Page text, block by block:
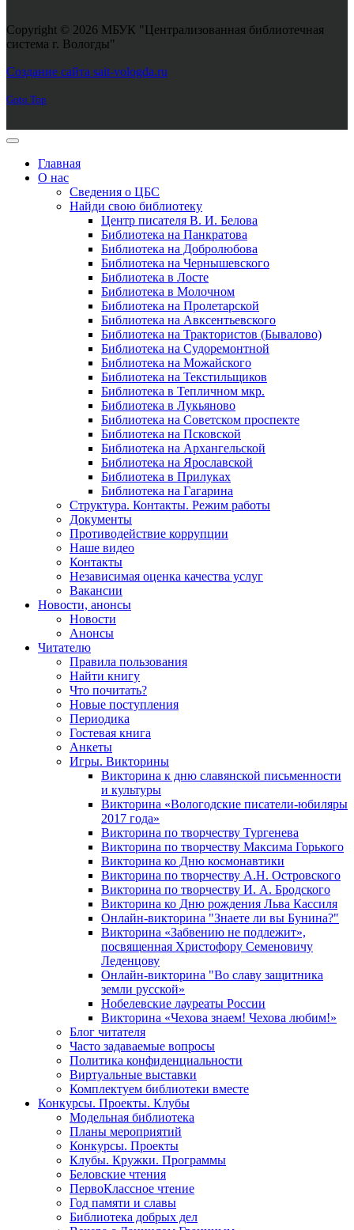
Copyright © 2026 МБУК "Централизованная библиотечная
система г. Вологды"
Создание сайта sait-vologda.ru
Goto Top
Главная
О нас
Сведения о ЦБС
Найди свою библиотеку
Центр писателя В. И. Белова
Библиотека на Панкратова
Библиотека на Добролюбова
Библиотека на Чернышевского
Библиотека в Лосте
Библиотека в Молочном
Библиотека на Пролетарской
Библиотека на Авксентьевского
Библиотека на Трактористов (Бывалово)
Библиотека на Судоремонтной
Библиотека на Можайского
Библиотека на Текстильщиков
Библиотека в Тепличном мкр.
Библиотека в Лукьяново
Библиотека на Советском проспекте
Библиотека на Псковской
Библиотека на Архангельской
Библиотека на Ярославской
Библиотека в Прилуках
Библиотека на Гагарина
Структура. Контакты. Режим работы
Документы
Противодействие коррупции
Наше видео
Контакты
Независимая оценка качества услуг
Вакансии
Новости, анонсы
Новости
Анонсы
Читателю
Правила пользования
Найти книгу
Что почитать?
Новые поступления
Периодика
Гостевая книга
Анкеты
Игры. Викторины
Викторина к дню славянской письменности
и культуры
Викторина «Вологодские писатели-юбиляры
2017 года»
Викторина по творчеству Тургенева
Викторина по творчеству Максима Горького
Викторина ко Дню космонавтики
Викторина по творчеству А.Н. Островского
Викторина по творчеству И. А. Бродского
Викторина ко Дню рождения Льва Кассиля
Онлайн-викторина "Знаете ли вы Бунина?"
Викторина «Забвению не подлежит»,
посвященная Христофору Семеновичу
Леденцову
Онлайн-викторина "Во славу защитника
земли русской»
Нобелевские лауреаты России
Викторина «Чехова знаем! Чехова любим!»
Блог читателя
Часто задаваемые вопросы
Политика конфиденциальности
Виртуальные выставки
Комплектуем библиотеки вместе
Конкурсы. Проекты. Клубы
Модельная библиотека
Планы мероприятий
Конкурсы. Проекты
Клубы. Кружки. Программы
Беловские чтения
ПервоКлассное чтение
Год памяти и славы
Библиотека добрых дел